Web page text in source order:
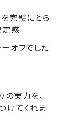
完璧にとら
定感
オフでした
実力を、
けてくれま